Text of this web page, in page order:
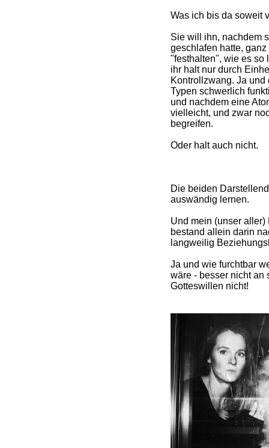
Was ich bis da soweit
Sie will ihn, nachdem
geschlafen hatte,
"festhalten", wie es so
ihr halt nur durch
Kontrollzwang. Ja
Typen schwerlich
und nachdem eine
vielleicht, und zwar
begreifen.
Oder halt auch nicht.
Die beiden
auswändig lernen.
Und mein (unser
bestand allein darin
langweilig
Ja und wie furchtbar
wäre - besser nicht an
Gotteswillen nicht!